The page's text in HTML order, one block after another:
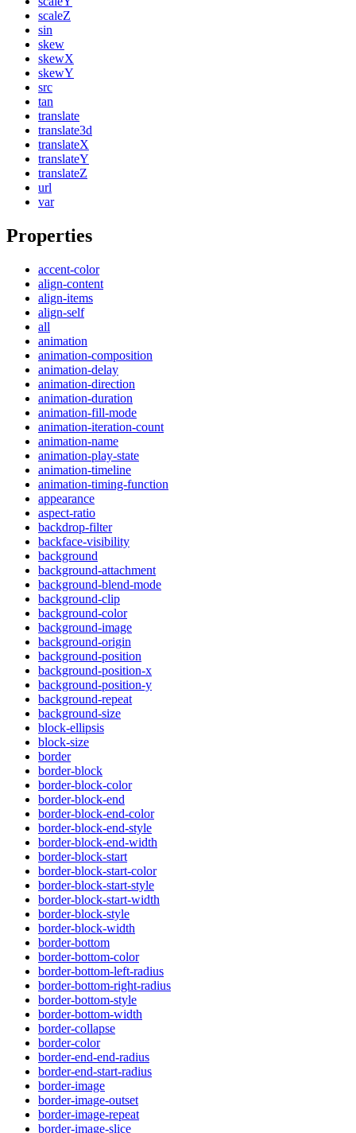
scaleZ
sin
skew
skewX
skewY
src
tan
translate
translate3d
translateX
translateY
translateZ
url
var
Properties
accent-color
align-content
align-items
align-self
all
animation
animation-composition
animation-delay
animation-direction
animation-duration
animation-fill-mode
animation-iteration-count
animation-name
animation-play-state
animation-timeline
animation-timing-function
appearance
aspect-ratio
backdrop-filter
backface-visibility
background
background-attachment
background-blend-mode
background-clip
background-color
background-image
background-origin
background-position
background-position-x
background-position-y
background-repeat
background-size
block-ellipsis
block-size
border
border-block
border-block-color
border-block-end
border-block-end-color
border-block-end-style
border-block-end-width
border-block-start
border-block-start-color
border-block-start-style
border-block-start-width
border-block-style
border-block-width
border-bottom
border-bottom-color
border-bottom-left-radius
border-bottom-right-radius
border-bottom-style
border-bottom-width
border-collapse
border-color
border-end-end-radius
border-end-start-radius
border-image
border-image-outset
border-image-repeat
border-image-slice